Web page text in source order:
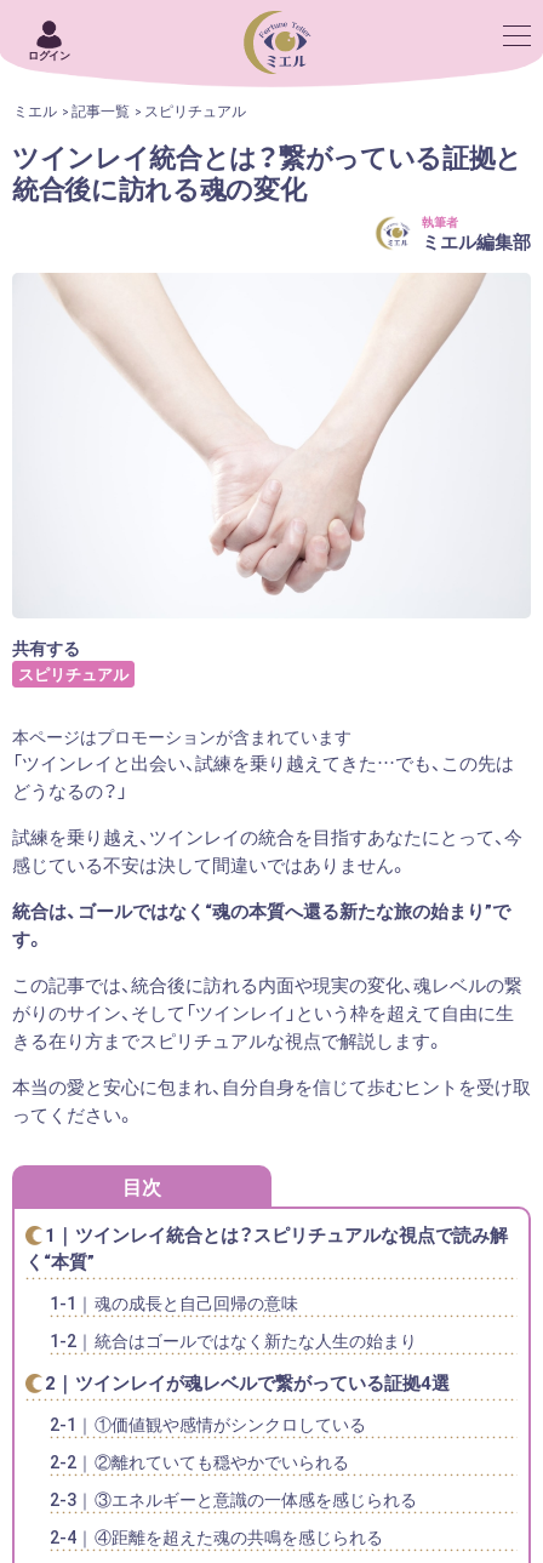
ログイン
ミエル 記事一覧 スピリチュアル
ツインレイ統合とは？繋がっている証拠と
統合後に訪れる魂の変化
執筆者
ミエル編集部
共有する
スピリチュアル
本ページはプロモーションが含まれています
「ツインレイと出会い、試練を乗り越えてきた…でも、この先は
どうなるの？」
試練を乗り越え、ツインレイの統合を目指すあなたにとって、今
感じている不安は決して間違いではありません。
統合は、ゴールではなく“魂の本質へ還る新たな旅の始まり”で
す。
この記事では、統合後に訪れる内面や現実の変化、魂レベルの繋
がりのサイン、そして「ツインレイ」という枠を超えて自由に生
きる在り方までスピリチュアルな視点で解説します。
本当の愛と安心に包まれ、自分自身を信じて歩むヒントを受け取
ってください。
目次
ツインレイ統合とは？スピリチュアルな視点で読み解
く“本質”
魂の成長と自己回帰の意味
統合はゴールではなく新たな人生の始まり
ツインレイが魂レベルで繋がっている証拠4選
①価値観や感情がシンクロしている
②離れていても穏やかでいられる
③エネルギーと意識の一体感を感じられる
④距離を超えた魂の共鳴を感じられる